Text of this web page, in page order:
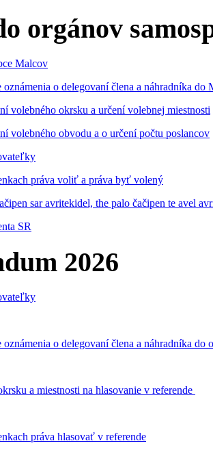
orgánov
Malcov
oznámenia o delegovaní člena a náhradníka
volebného okrsku a určení volebnej miestnosti
volebného obvodu a o určení počtu poslancov
práva voliť a práva byť volený
sar avritekidel, the palo čačipen te avel
SR
2026
oznámenia o delegovaní člena a náhradníka
a miestnosti na hlasovanie v referende
práva hlasovať v referende